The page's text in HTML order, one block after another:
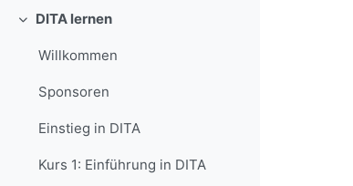
Einklappen
DITA lernen
Willkommen
Sponsoren
Einstieg in DITA
Kurs 1: Einführung in DITA